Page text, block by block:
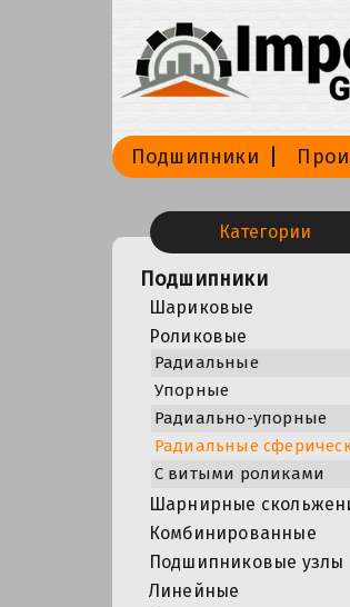
Подшипники
Категории
Подшипники
Шариковые
Роликовые
Радиальные
Упорные
Радиально-упорные
Радиальные
С витыми роликами
Шарнирные
Комбинированные
Подшипниковые узлы
Линейные